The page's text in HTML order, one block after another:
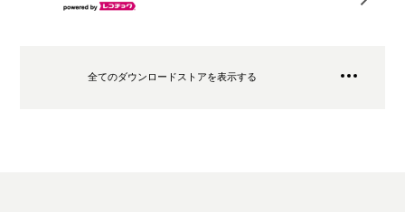
全てのダウンロードストアを表示する